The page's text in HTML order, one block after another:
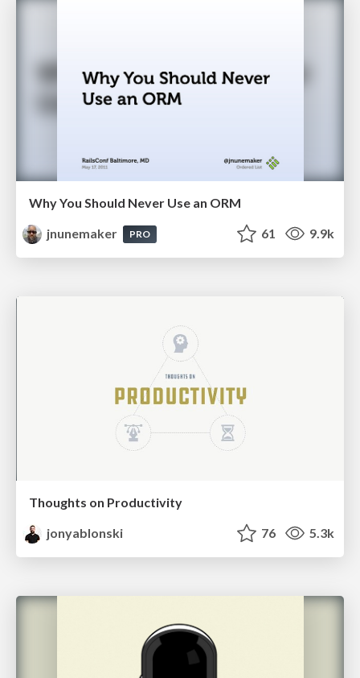
Why You Should Never Use an ORM
jnunemaker
PRO 61 9.9k
Thoughts on Productivity
jonyablonski
76 5.3k